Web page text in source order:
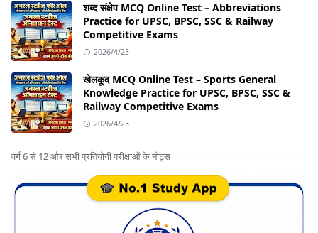
शब्द संक्षेप MCQ Online Test – Abbreviations
Practice for UPSC, BPSC, SSC & Railway
Competitive Exams
2026/4/23
खेलकूद MCQ Online Test – Sports General
Knowledge Practice for UPSC, BPSC, SSC &
Railway Competitive Exams
2026/4/23
वर्ग 6 से 12 और सभी प्रतियोगी परीक्षाओं के नोट्स